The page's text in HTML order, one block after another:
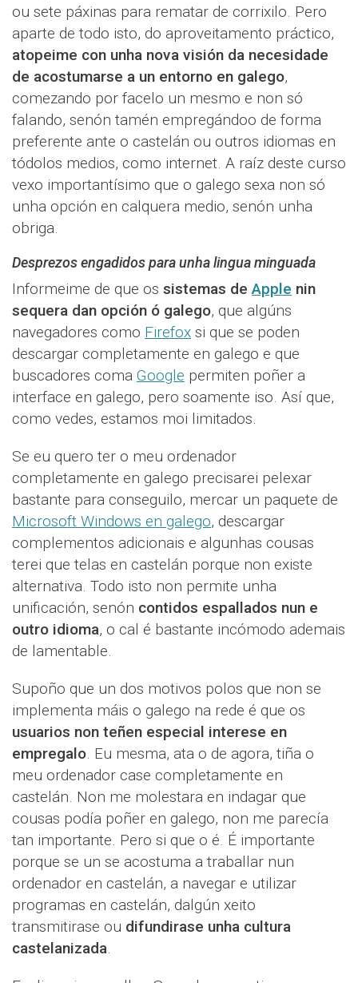
ou sete páxinas para rematar de corrixilo. Pero
aparte de todo isto, do aproveitamento práctico,
atopeime con unha nova visión da necesidade
de acostumarse a un entorno en galego,
comezando por facelo un mesmo e non só
falando, senón tamén empregándoo de forma
preferente ante o castelán ou outros idiomas en
tódolos medios, como internet. A raíz deste curso
vexo importantísimo que o galego sexa non só
unha opción en calquera medio, senón unha
obriga.
Desprezos engadidos para unha lingua minguada
Informeime de que os sistemas deApple nin
sequera dan opción ó galego, que algúns
navegadores como Firefox si que se poden
descargar completamente en galego e que
buscadores coma Google permiten poñer a
interface en galego, pero soamente iso. Así que,
como vedes, estamos moi limitados.
Se eu quero ter o meu ordenador
completamente en galego precisarei pelexar
bastante para conseguilo, mercar un paquete de
Microsoft Windows en galego, descargar
complementos adicionais e algunhas cousas
terei que telas en castelán porque non existe
alternativa. Todo isto non permite unha
unificación, senón contidos espallados nun e
outro idioma, o cal é bastante incómodo ademais
de lamentable.
Supoño que un dos motivos polos que non se
implementa máis o galego na rede é que os
usuarios non teñen especial interese en
empregalo. Eu mesma, ata o de agora, tiña o
meu ordenador case completamente en
castelán. Non me molestara en indagar que
cousas podía poñer en galego, non me parecía
tan importante. Pero si que o é. É importante
porque se un se acostuma a traballar nun
ordenador en castelán, a navegar e utilizar
programas en castelán, dalgún xeito
transmitirase ou difundirase unha cultura
castelanizada.